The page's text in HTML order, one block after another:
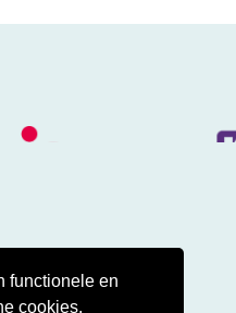
functionele en
cookies.